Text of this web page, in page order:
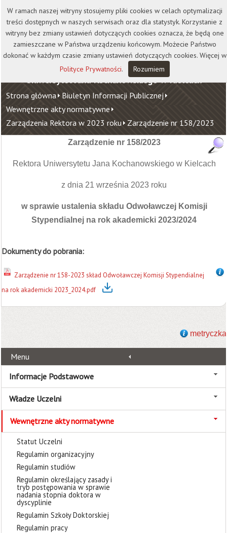
Kontakt Biblioteka
Wydawnictwo
Wirtualna Uczelnia
Uniwersytet Jana Kochanowskiego w Kielcach
Strona główna Biuletyn Informacji Publicznej
Wewnętrzne akty normatywne
Zarządzenia Rektora w 2023 roku Zarządzenie nr 158/2023
Zarządzenie nr 158/2023
Rektora Uniwersytetu Jana Kochanowskiego w Kielcach
z dnia 21 września 2023 roku
w sprawie ustalenia składu Odwoławczej Komisji
Stypendialnej na rok akademicki 2023/2024
Dokumenty do pobrania:
Zarządzenie nr 158-2023 skład Odwoławczej Komisji Stypendialnej
na rok akademicki 2023_2024.pdf
metryczka
Menu
Informacje Podstawowe
Władze Uczelni
Wewnętrzne akty normatywne
Statut Uczelni
Regulamin organizacyjny
Regulamin studiów
Regulamin określający zasady i
tryb postępowania w sprawie
nadania stopnia doktora w
dyscyplinie
Regulamin Szkoły Doktorskiej
Regulamin pracy
W ramach naszej witryny stosujemy pliki cookies w celach optymalizacji
treści dostępnych w naszych serwisach oraz dla statystyk. Korzystanie z
witryny bez zmiany ustawień dotyczących cookies oznacza, że będą one
zamieszczane w Państwa urządzeniu końcowym. Możecie Państwo
dokonać w każdym czasie zmiany ustawień dotyczących cookies. Więcej w
Polityce Prywatności. Rozumiem